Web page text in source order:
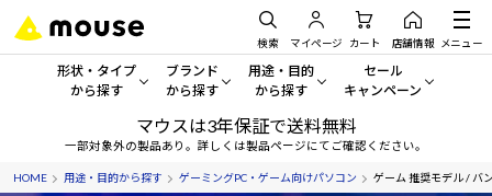
検索 マイページ カート 店舗情報 メニュー
形状・タイプ
から探す
形状・タイプから探す をすべてみる
デスクトップPC
ブランド
から探す
mouse
G TUNE
用途・目的
から探す
一般向けパソコン
ゲーミングPC・ゲーム向けパソコン
セール
キャンペーン
セール・キャンペー
期間限定セール
マウスは3年保証で送料無料
一部対象外の製品あり。詳しくは製品ページにてご確認ください。
HOME 用途・目的から探す ゲーミングPC・ゲーム向けパソコン ゲーム 推奨モデル / バ